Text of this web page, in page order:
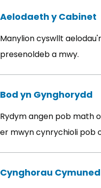
Aelodaeth y Cabinet
(yn agor mewn tab
Manylion cyswllt
presenoldeb a mwy.
Bod yn Gynghorydd
Rydym angen pob math
er mwyn cynrychioli pob
Cynghorau